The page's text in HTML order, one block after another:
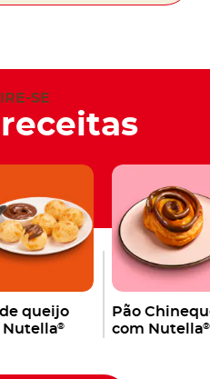
SE
queijo
Nutella®
Pão
com Nutella®